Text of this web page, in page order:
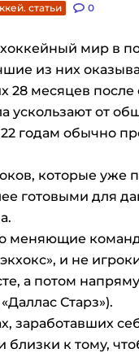
статьи 0
мир в
из них
28 месяцев
ускользают от
годам обычно
которые уже
готовыми для
меняющие
и не
а потом
Старз»).
заработавших
близки к тому,